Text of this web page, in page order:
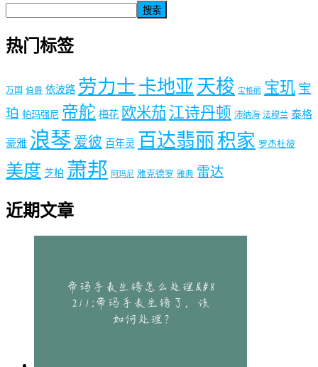
搜索
热门标签
万国 伯爵 依波路 劳力士 卡地亚 天梭 宝格丽 宝玑 宝
珀 帕玛强尼 帝舵 梅花 欧米茄 江诗丹顿 沛纳海 法穆兰 泰格
豪雅 浪琴 爱彼 百年灵 百达翡丽 积家 罗杰杜彼
美度 芝柏 萧邦 阿玛尼 雅克德罗 雅典 雷达
近期文章